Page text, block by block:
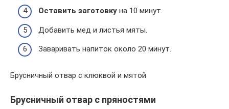
Оставить заготовку на 10 минут.
Добавить мед и листья мяты.
Заваривать напиток около 20 минут.
Брусничный отвар с клюквой и мятой
Брусничный отвар с пряностями